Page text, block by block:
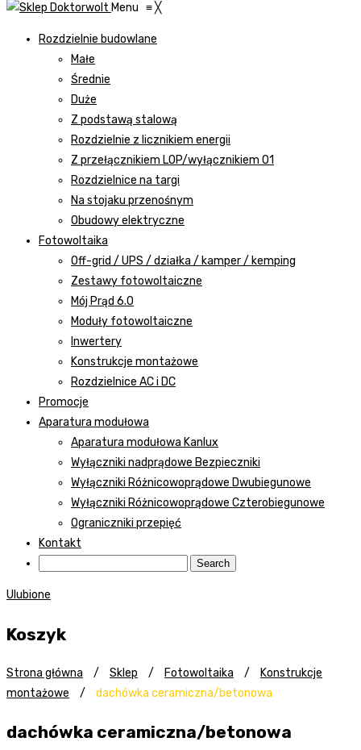
Menu ≡╳
Rozdzielnie budowlane
Małe
Średnie
Duże
Z podstawą stalową
Rozdzielnie z licznikiem energii
Z przełącznikiem LOP/wyłącznikiem 01
Rozdzielnice na targi
Na stojaku przenośnym
Obudowy elektryczne
Fotowoltaika
Off-grid / UPS / działka / kamper / kemping
Zestawy fotowoltaiczne
Mój Prąd 6.0
Moduły fotowoltaiczne
Inwertery
Konstrukcje montażowe
Rozdzielnice AC i DC
Promocje
Aparatura modułowa
Aparatura modułowa Kanlux
Wyłączniki nadprądowe Bezpieczniki
Wyłączniki Różnicowoprądowe Dwubiegunowe
Wyłączniki Różnicowoprądowe Czterobiegunowe
Ograniczniki przepięć
Kontakt
Ulubione
Koszyk
Strona główna / Sklep / Fotowoltaika /
Konstrukcje
montażowe
/ dachówka ceramiczna/betonowa
dachówka ceramiczna/betonowa